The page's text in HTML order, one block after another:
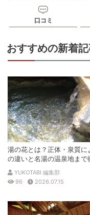
口コミ
おすすめの新着
湯の花とは？正体・泉質に
の違いと名湯の温泉地まで
説
YUKOTABI 編集部
96
2026.07.15